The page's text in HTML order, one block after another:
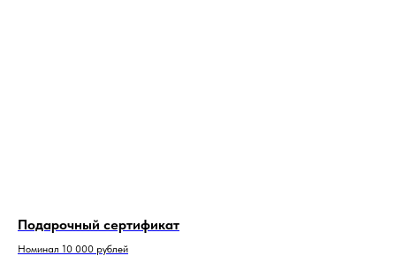
Подарочный сертификат
Номинал 10 000 рублей